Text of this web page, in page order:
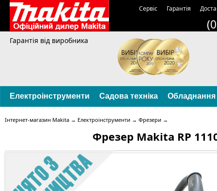
Сервіс Гарантія
Гарантія від виробника
Електроінструменти Садова техніка Обладнання
Інтернет-магазин Makita → Електроінструменти → Фрезери →
Фрезер Makita RP